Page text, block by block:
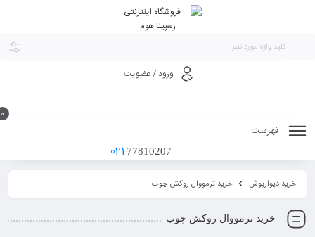
ورود / عضویت
0
فهرست
77810207
021
خرید دیوارپوش خرید ترمووال روکش چوب
خرید ترمووال روکش چوب